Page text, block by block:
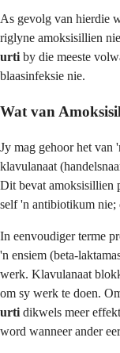
As gevolg van hierdie
riglyne amoksisillien
urti by die meeste
blaasinfeksie nie.
Wat van
Jy mag gehoor het van
klavulanaat
Dit bevat amoksisillien
self 'n antibiotikum nie;
In eenvoudiger terme
'n ensiem (beta-
werk. Klavulanaat
om sy werk te doen.
urti dikwels meer
word wanneer ander